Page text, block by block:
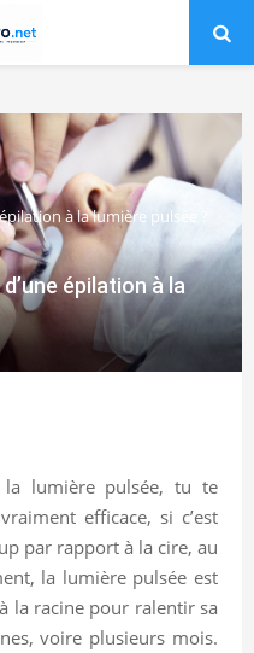
à la lumière pulsée ?
épilation à la
la lumière pulsée, tu te
efficace, si c’est
par rapport à la cire, au
la lumière pulsée est
la racine pour ralentir sa
voire plusieurs mois.